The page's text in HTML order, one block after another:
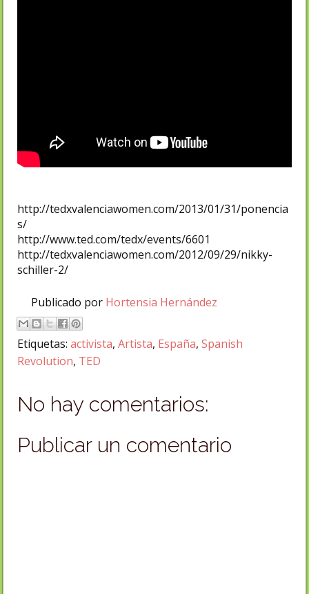
http://tedxvalenciawomen.com/2013/01/31/ponencia
s/
http://www.ted.com/tedx/events/6601
http://tedxvalenciawomen.com/2012/09/29/nikky-
schiller-2/
Publicado por Hortensia Hernández
Etiquetas: activista, Artista, España, Spanish
Revolution, TED
No hay comentarios:
Publicar un comentario